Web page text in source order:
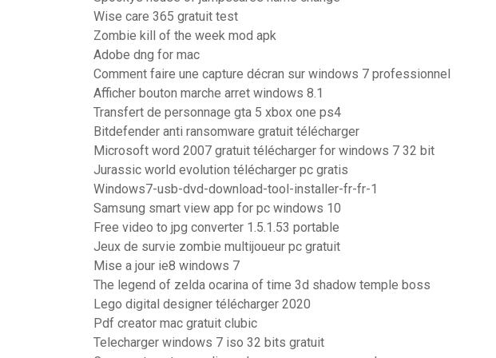
Wise care 365 gratuit test
Zombie kill of the week mod apk
Adobe dng for mac
Comment faire une capture décran sur windows 7 professionnel
Afficher bouton marche arret windows 8.1
Transfert de personnage gta 5 xbox one ps4
Bitdefender anti ransomware gratuit télécharger
Microsoft word 2007 gratuit télécharger for windows 7 32 bit
Jurassic world evolution télécharger pc gratis
Windows7-usb-dvd-download-tool-installer-fr-fr-1
Samsung smart view app for pc windows 10
Free video to jpg converter 1.5.1.53 portable
Jeux de survie zombie multijoueur pc gratuit
Mise a jour ie8 windows 7
The legend of zelda ocarina of time 3d shadow temple boss
Lego digital designer télécharger 2020
Pdf creator mac gratuit clubic
Telecharger windows 7 iso 32 bits gratuit